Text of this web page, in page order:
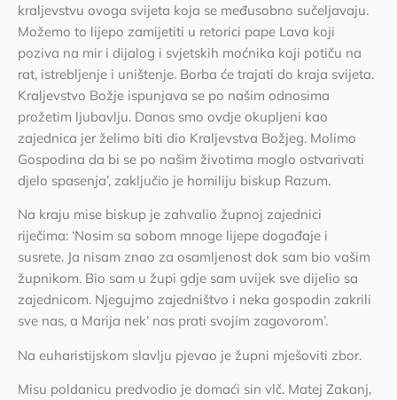
kraljevstvu ovoga svijeta koja se međusobno sučeljavaju.
Možemo to lijepo zamijetiti u retorici pape Lava koji
poziva na mir i dijalog i svjetskih moćnika koji potiču na
rat, istrebljenje i uništenje. Borba će trajati do kraja svijeta.
Kraljevstvo Božje ispunjava se po našim odnosima
prožetim ljubavlju. Danas smo ovdje okupljeni kao
zajednica jer želimo biti dio Kraljevstva Božjeg. Molimo
Gospodina da bi se po našim životima moglo ostvarivati
djelo spasenja’, zaključio je homiliju biskup Razum.
Na kraju mise biskup je zahvalio župnoj zajednici
riječima: ‘Nosim sa sobom mnoge lijepe događaje i
susrete. Ja nisam znao za osamljenost dok sam bio vašim
župnikom. Bio sam u župi gdje sam uvijek sve dijelio sa
zajednicom. Njegujmo zajedništvo i neka gospodin zakrili
sve nas, a Marija nek’ nas prati svojim zagovorom’.
Na euharistijskom slavlju pjevao je župni mješoviti zbor.
Misu poldanicu predvodio je domaći sin vlč. Matej Zakanj,